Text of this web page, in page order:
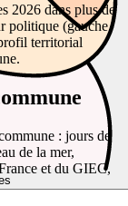
2026 dans plus de
politique (gauche,
territorial
: jours de
de la mer,
et du GIEC,